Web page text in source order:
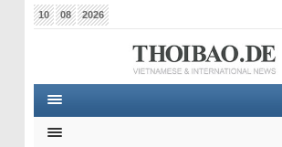
10 08 2026